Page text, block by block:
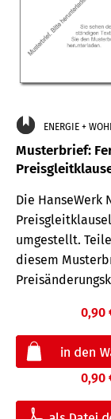
ENERGIE +
Musterbrief:
Die HanseWerk
umgestellt.
diesem
0,90
0,90